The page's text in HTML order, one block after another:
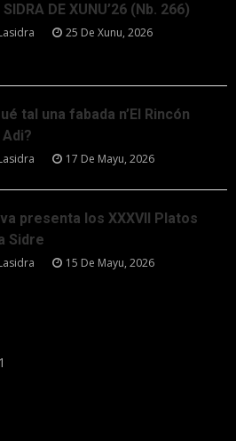
SIDRA DE XUNU’26 (Nb. 266)
25 De Xunu, 2026
tal una fabada n’El Rincón
17 De Mayu, 2026
presenta los XXXVII Platos
Sidre
15 De Mayu, 2026